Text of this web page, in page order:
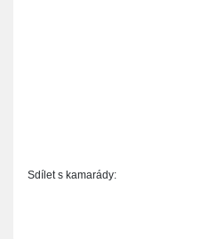
Sdílet s kamarády: